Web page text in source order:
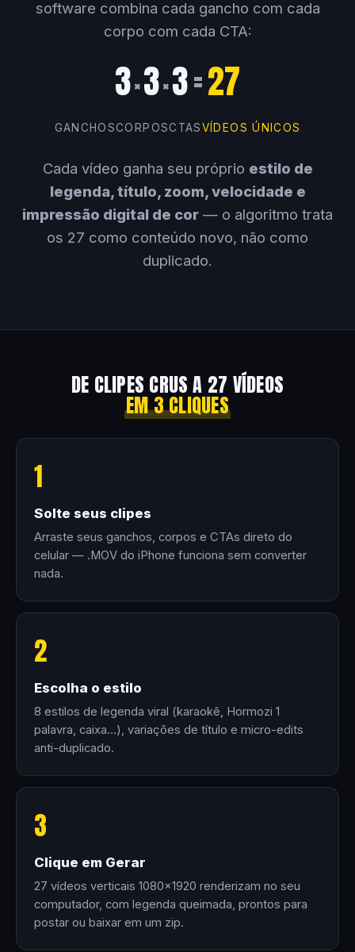
software combina cada gancho com cada
corpo com cada CTA:
3×3×3=27
GANCHOSCORPOSCTASVÍDEOS ÚNICOS
Cada vídeo ganha seu próprio estilo de
legenda, título, zoom, velocidade e
impressão digital de cor — o algoritmo trata
os 27 como conteúdo novo, não como
duplicado.
DE CLIPES CRUS A 27 VÍDEOS
EM 3 CLIQUES
1
Solte seus clipes
Arraste seus ganchos, corpos e CTAs direto do
celular — .MOV do iPhone funciona sem converter
nada.
2
Escolha o estilo
8 estilos de legenda viral (karaokê, Hormozi 1
palavra, caixa…), variações de título e micro-edits
anti-duplicado.
3
Clique em Gerar
27 vídeos verticais 1080×1920 renderizam no seu
computador, com legenda queimada, prontos para
postar ou baixar em um zip.